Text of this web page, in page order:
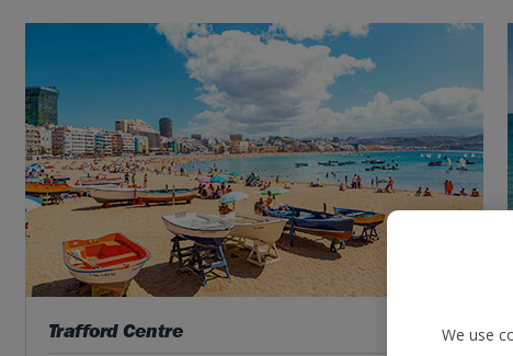
Trafford Centre
We use